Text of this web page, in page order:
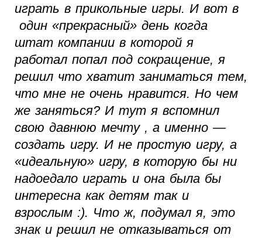
играть в прикольные игры. И вот в
один «прекрасный» день когда
штат компании в которой я
работал попал под сокращение, я
решил что хватит заниматься тем,
что мне не очень нравится. Но чем
же заняться? И тут я вспомнил
свою давнюю мечту , а именно —
создать игру. И не простую игру, а
«идеальную» игру, в которую бы ни
надоедало играть и она была бы
интересна как детям так и
взрослым :). Что ж, подумал я, это
знак и решил не отказываться от